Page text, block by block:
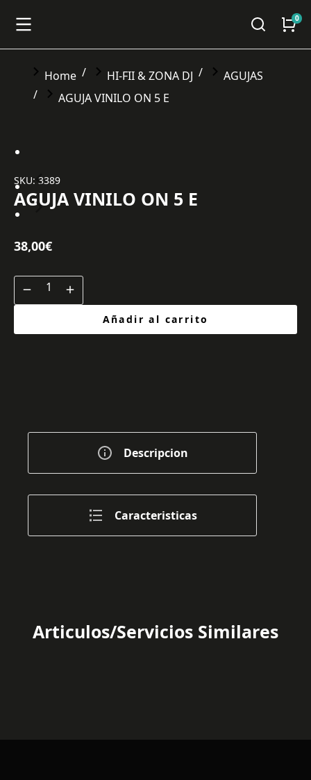
You are here:
Home HI-FII & ZONA DJ
AGUJAS
AGUJA VINILO ON 5 E
SKU: 3389
AGUJA VINILO ON 5 E
38,00€
Añadir al carrito
Descripcion
Caracteristicas
Articulos/Servicios Similares